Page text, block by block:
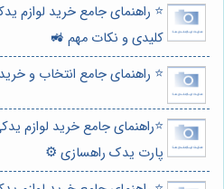
⭐️ راهنمای جامع خرید لوازم
کلیدی و نکات مهم 🚜
⭐️ راهنمای جامع انتخاب و
⭐️راهنمای جامع خرید لوازم
پارت یدک راهسازی ⚙️